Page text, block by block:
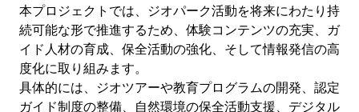
本プロジェクトでは、ジオパーク活動を将来にわたり持
続可能な形で推進するため、体験コンテンツの充実、ガ
イド人材の育成、保全活動の強化、そして情報発信の高
度化に取り組みます。
具体的には、ジオツアーや教育プログラムの開発、認定
ガイド制度の整備、自然環境の保全活動支援、デジタル